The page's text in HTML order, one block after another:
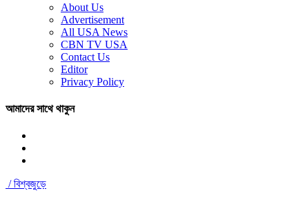
About Us
Advertisement
All USA News
CBN TV USA
Contact Us
Editor
Privacy Policy
আমাদের সাথে থাকুন
/বিশ্বজুড়ে